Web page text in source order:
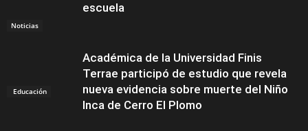
Noticias
escuela
Educación
Académica de la Universidad Finis
Terrae participó de estudio que revela
nueva evidencia sobre muerte del Niño
Inca de Cerro El Plomo